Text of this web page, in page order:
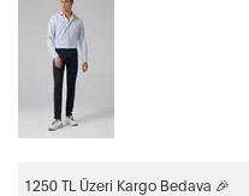
1250 TL Üzeri Kargo Bedava 🎉